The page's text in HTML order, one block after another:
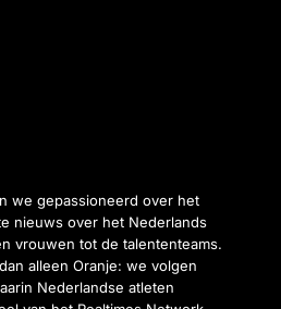
we gepassioneerd over het
nieuws over het Nederlands
vrouwen tot de talententeams.
alleen Oranje: we volgen
Nederlandse atleten